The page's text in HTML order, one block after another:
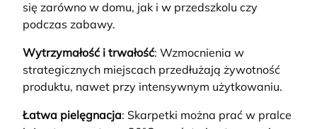
się zarówno w domu, jak i w przedszkolu czy
podczas zabawy.
Wytrzymałość i trwałość: Wzmocnienia w
strategicznych miejscach przedłużają żywotność
produktu, nawet przy intensywnym użytkowaniu.
Łatwa pielęgnacja: Skarpetki można prać w pralce